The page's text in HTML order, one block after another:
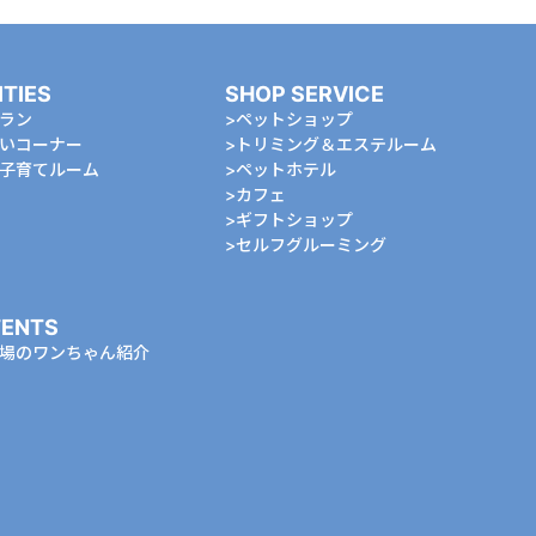
ン
コーナー
育てルーム
SHOP SERVICE
ペットショップ
トリミング＆エステルーム
ペットホテル
カフェ
ギフトショップ
セルフグルーミング
のワンちゃん紹介